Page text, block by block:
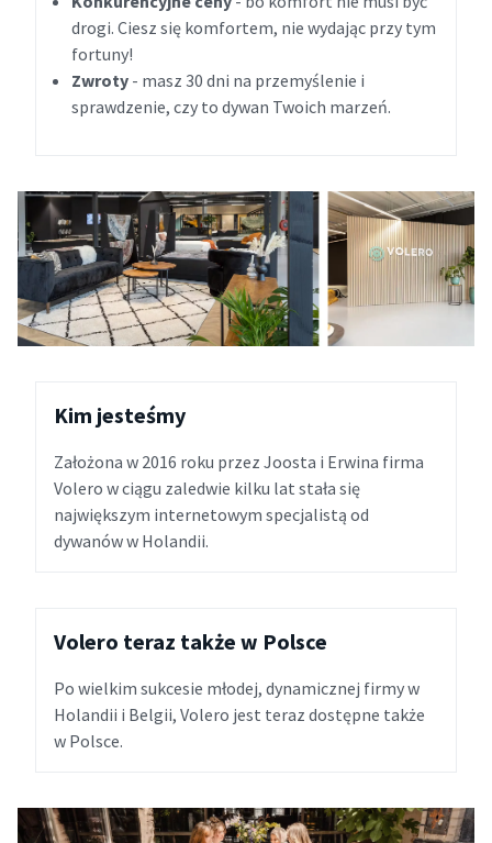
drogi. Ciesz się komfortem, nie wydając przy tym
fortuny!
Zwroty - masz 30 dni na przemyślenie i
sprawdzenie, czy to dywan Twoich marzeń.
Kim jesteśmy
Założona w 2016 roku przez Joosta i Erwina firma
Volero w ciągu zaledwie kilku lat stała się
największym internetowym specjalistą od
dywanów w Holandii.
Volero teraz także w Polsce
Po wielkim sukcesie młodej, dynamicznej firmy w
Holandii i Belgii, Volero jest teraz dostępne także
w Polsce.